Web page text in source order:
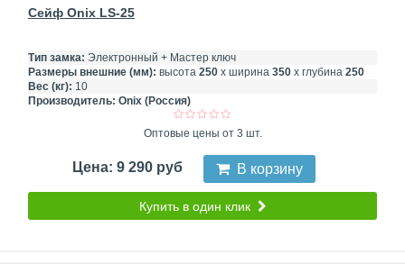
Сейф Onix LS-25
Тип замка: Электронный + Мастер ключ
Размеры внешние (мм): высота 250 х ширина 350 х глубина 250
Вес (кг): 10
Производитель: Onix (Россия)
Оптовые цены от 3 шт.
Цена: 9 290 руб В корзину
Купить в один клик